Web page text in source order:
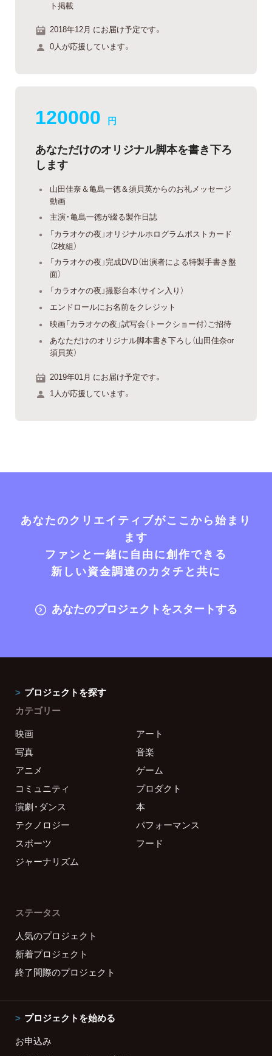
ト掲載
2018年12月 にお届け予定です。
0人が応援しています。
120000 円
あなただけのオリジナル脚本を書き下ろ
します
山田佳奈＆亀島一徳＆須貝英からのお礼メッセージ
動画
主演・亀島一徳が綴る製作日誌
「カラオケの夜」オリジナルホログラムポストカード
（2枚組）
「カラオケの夜」完成DVD（出演者による特製手書き盤
面）
「カラオケの夜」撮影台本（サイン入り）
エンドロールにお名前をクレジット
映画「カラオケの夜」試写会（トークショー付）ご招待
あなただけのオリジナル脚本書き下ろし（山田佳奈or
須貝英）
2019年01月 にお届け予定です。
1人が応援しています。
あなたのクリエイティブがここから始まり
ます
ファンと一緒に自由に創作できる
新しい資金調達のカタチと共に
あなたのプロジェクトをスタートする
プロジェクトを探す
カテゴリー
映画
アート
写真
音楽
アニメ
ゲーム
コミュニティ
プロダクト
演劇・ダンス
本
テクノロジー
パフォーマンス
スポーツ
フード
ジャーナリズム
ステータス
人気のプロジェクト
新着プロジェクト
終了間際のプロジェクト
プロジェクトを始める
お申込み